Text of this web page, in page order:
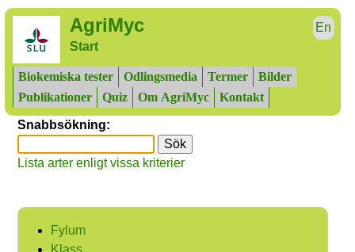
AgriMyc
En
Start
Biokemiska tester Odlingsmedia Termer
Bilder
Publikationer
Quiz Om AgriMyc Kontakt
Snabbsökning:
Lista arter enligt vissa kriterier
Fylum